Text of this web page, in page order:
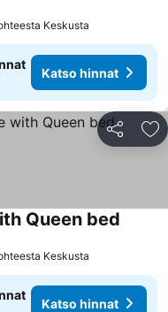
Keskusta
Katso hinnat
Jaa
Queen bed
Keskusta
Katso hinnat